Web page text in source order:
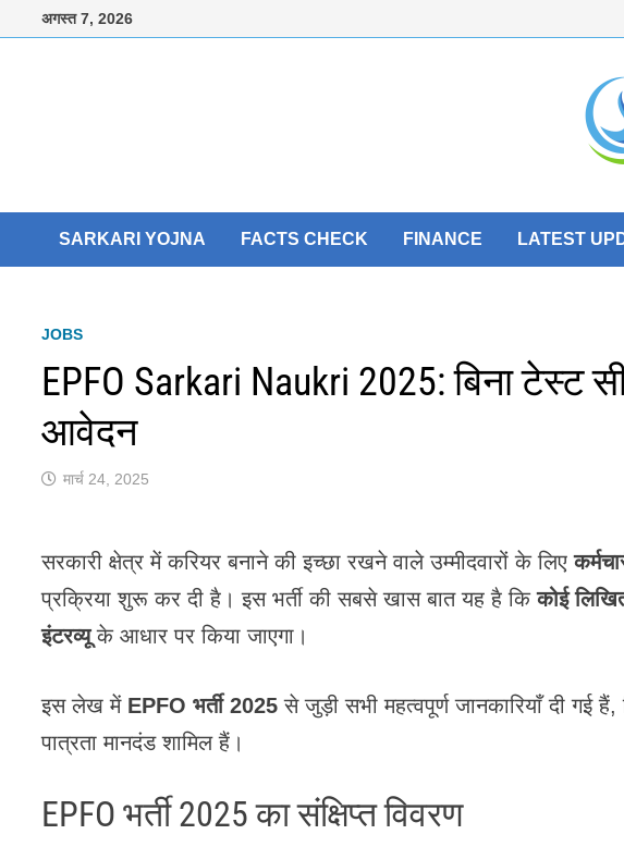
अगस्त 7, 2026
SARKARI YOJNA FACTS CHECK FINANCE LATEST
JOBS
EPFO Sarkari Naukri 2025: बिना टेस्ट
आवेदन
मार्च 24, 2025
सरकारी क्षेत्र में करियर बनाने की इच्छा रखने वाले उम्मीदवारों के लिए
प्रक्रिया शुरू कर दी है। इस भर्ती की सबसे खास बात यह है किकोई लिखित
इंटरव्यूके आधार पर किया जाएगा।
इस लेख में EPFO भर्ती 2025 से जुड़ी सभी महत्वपूर्ण जानकारियाँ दी गई
पात्रता मानदंड शामिल हैं।
EPFO भर्ती 2025 का संक्षिप्त विवरण